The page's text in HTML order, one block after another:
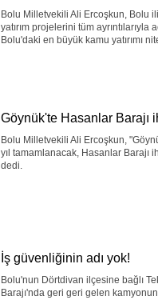
Bolu Milletvekili Ali Ercoşkun, Bolu
yatırım projelerini tüm ayrıntılarıyla
Bolu'daki en büyük kamu yatırımı
Göynük'te Hasanlar Barajı
Bolu Milletvekili Ali Ercoşkun,
yıl tamamlanacak, Hasanlar Barajı
dedi.
İş güvenliğinin adı yok!
Bolu'nun Dörtdivan ilçesine bağlı
Barajı'nda geri geri gelen